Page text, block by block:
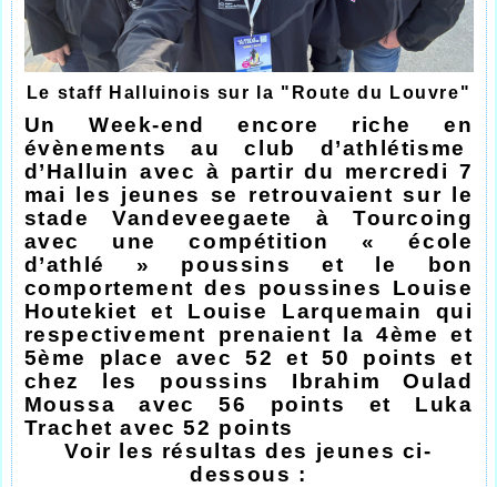
Le staff Halluinois sur la "Route du Louvre"
Un Week-end encore riche en
évènements au club d’athlétisme
d’Halluin avec à partir du mercredi 7
mai les jeunes se retrouvaient sur le
stade Vandeveegaete à Tourcoing
avec une compétition « école
d’athlé » poussins et le bon
comportement des poussines Louise
Houtekiet et Louise Larquemain qui
respectivement prenaient la 4ème et
5ème place avec 52 et 50 points et
chez les poussins Ibrahim Oulad
Moussa avec 56 points et Luka
Trachet avec 52 points
Voir les résultas des jeunes ci-
dessous :